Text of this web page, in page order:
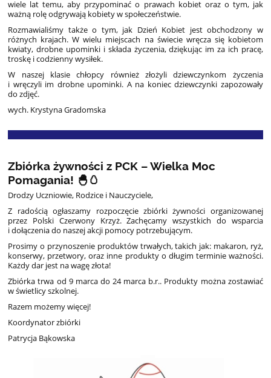
wiele lat temu, aby przypominać o prawach kobiet oraz o tym, jak
ważną rolę odgrywają kobiety w społeczeństwie.
Rozmawialiśmy także o tym, jak Dzień Kobiet jest obchodzony w
różnych krajach. W wielu miejscach na świecie wręcza się kobietom
kwiaty, drobne upominki i składa życzenia, dziękując im za ich pracę,
troskę i codzienny wysiłek.
W naszej klasie chłopcy również złożyli dziewczynkom życzenia
i wręczyli im drobne upominki. A na koniec dziewczynki zapozowały
do zdjęć.
wych. Krystyna Gradomska
Zbiórka żywności z PCK – Wielka Moc
Pomagania! 🐣🥚
Drodzy Uczniowie, Rodzice i Nauczyciele,
Z radością ogłaszamy rozpoczęcie zbiórki żywności organizowanej
przez Polski Czerwony Krzyż. Zachęcamy wszystkich do wsparcia
i dołączenia do naszej akcji pomocy potrzebującym.
Prosimy o przynoszenie produktów trwałych, takich jak: makaron, ryż,
konserwy, przetwory, oraz inne produkty o długim terminie ważności.
Każdy dar jest na wagę złota!
Zbiórka trwa od 9 marca do 24 marca b.r.. Produkty można zostawiać
w świetlicy szkolnej.
Razem możemy więcej!
Koordynator zbiórki
Patrycja Bąkowska